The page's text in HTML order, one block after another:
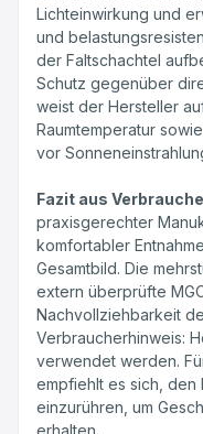
Lichteinwirkung und
und
der Faltschachtel
Schutz gegenüber
weist der Hersteller
Raumtemperatur
vor
Fazit aus
praxisgerechter
komfortabler
Gesamtbild. Die
extern überprüfte
Nachvollziehbarkeit
Verbraucherhinweis:
verwendet werden.
empfiehlt es sich, den
einzurühren, um
erhalten.